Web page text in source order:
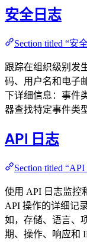
安全日志
Section titled “安
跟踪在组织级别发
码、用户名和电子
下详细信息：事件
器查找特定事件类
API 日志
Section titled
使用 API 日志监控
API 操作的详细记
如，存储、语言、
期、操作、响应和